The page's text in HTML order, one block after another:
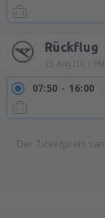
Rückflug
25 Aug (Di.)
07:50 16:00
Der Ticketpreis